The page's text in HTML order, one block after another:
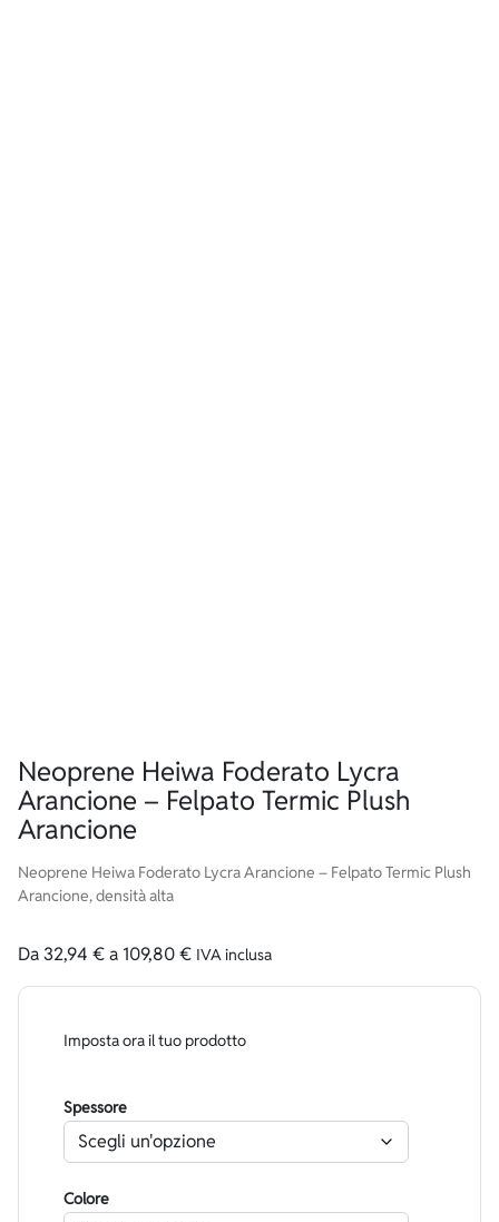
Neoprene Heiwa Foderato Lycra
Arancione – Felpato Termic Plush
Arancione
Neoprene Heiwa Foderato Lycra Arancione – Felpato Termic Plush
Arancione, densità alta
Da32,94€a 109,80€ IVA inclusa
Imposta ora il tuo prodotto
Spessore
Colore